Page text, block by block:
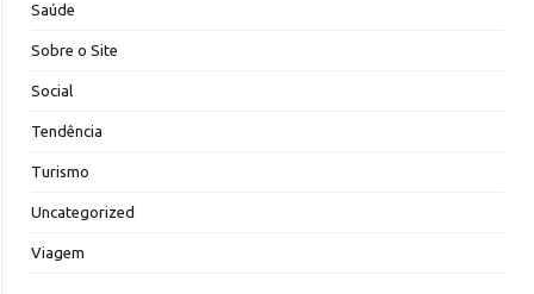
Saúde
Sobre o Site
Social
Tendência
Turismo
Uncategorized
Viagem